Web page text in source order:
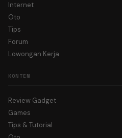
Internet
Oto
Tips
Forum
Lowongan Kerja
KONTEN
Review Gadget
Games
Tips & Tutorial